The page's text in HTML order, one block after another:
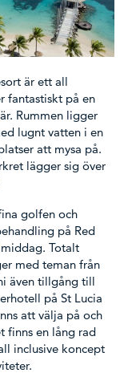
är ett all
fantastiskt på en
Rummen ligger
lugnt vatten i en
att mysa på.
lägger sig över
golfen och
på Red
Totalt
med teman från
även tillgång till
på St Lucia
att välja på och
finns en lång rad
inclusive koncept